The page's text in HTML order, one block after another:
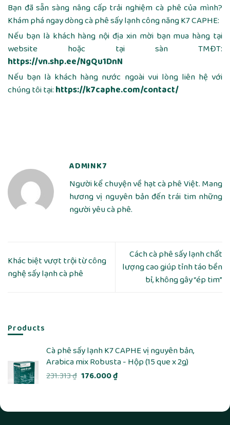
Bạn đã sẵn sàng nâng cấp trải nghiệm cà phê của mình?
Khám phá ngay dòng cà phê sấy lạnh công năng K7 CAPHE:
Nếu bạn là khách hàng nội địa xin mời bạn mua hàng tại
website hoặc tại sàn TMĐT:
https://vn.shp.ee/NgQu1DnN
Nếu bạn là khách hàng nước ngoài vui lòng liên hệ với
chúng tôi tại:https://k7caphe.com/contact/
ADMINK7
Người kể chuyện về hạt cà phê Việt. Mang
hương vị nguyên bản đến trái tim những
người yêu cà phê.
Khác biệt vượt trội từ công
nghệ sấy lạnh cà phê
Cách cà phê sấy lạnh chất
lượng cao giúp tỉnh táo bền
bỉ, không gây “ép tim”
Products
Cà phê sấy lạnh K7 CAPHE vị nguyên bản,
Arabica mix Robusta - Hộp (15 que x 2g)
231.313₫ Giá
176.000₫Giá